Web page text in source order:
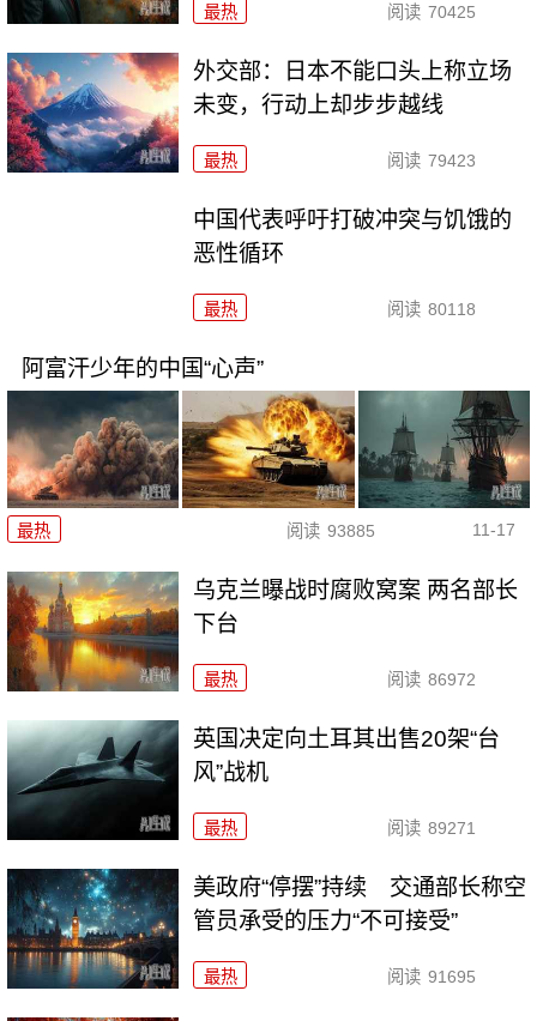
最热 阅读 70425
外交部：日本不能口头上称立场
未变，行动上却步步越线
最热 阅读 79423
中国代表呼吁打破冲突与饥饿的
恶性循环
最热 阅读 80118
阿富汗少年的中国“心声”
最热 阅读 93885 11-17
乌克兰曝战时腐败窝案 两名部长
下台
最热 阅读 86972
英国决定向土耳其出售20架“台
风”战机
最热 阅读 89271
美政府“停摆”持续 交通部长称空
管员承受的压力“不可接受”
最热 阅读 91695